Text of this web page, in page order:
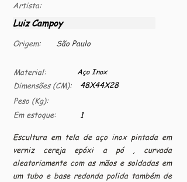
Artista:
Luiz Campoy
Origem: São Paulo
Material:
Dimensões (CM):
Peso (Kg):
Em estoque:
Aço Inox
48X44X28
1
Escultura em tela de aço inox pintada em
verniz cereja epóxi a pó , curvada
aleatoriamente com as mãos e soldadas em
um tubo e base redonda polida também de